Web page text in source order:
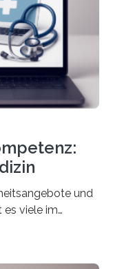
bewussten
und
es viele im
Inhalten?